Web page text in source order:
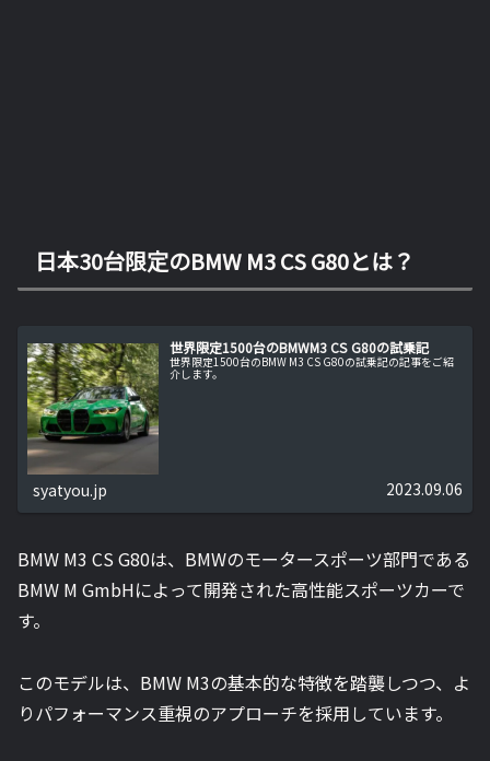
日本30台限定のBMW M3 CS G80とは？
世界限定1500台のBMWM3 CS G80の試乗記
世界限定1500台のBMW M3 CS G80の試乗記の記事をご紹
介します。
syatyou.jp 2023.09.06
BMW M3 CS G80は、BMWのモータースポーツ部門である
BMW M GmbHによって開発された高性能スポーツカーで
す。
このモデルは、BMW M3の基本的な特徴を踏襲しつつ、よ
りパフォーマンス重視のアプローチを採用しています。